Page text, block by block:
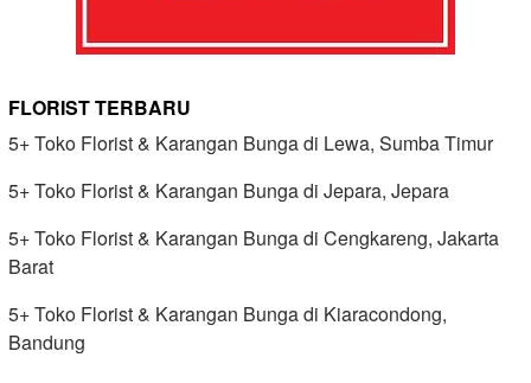
FLORIST TERBARU
5+ Toko Florist & Karangan Bunga di Lewa, Sumba Timur
5+ Toko Florist & Karangan Bunga di Jepara, Jepara
5+ Toko Florist & Karangan Bunga di Cengkareng, Jakarta
Barat
5+ Toko Florist & Karangan Bunga di Kiaracondong,
Bandung